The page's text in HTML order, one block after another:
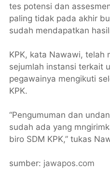
tes potensi dan
paling tidak pada akhir
sudah mendapatkan
KPK, kata Nawawi, telah
sejumlah instansi terkait
pegawainya mengikuti
KPK.
“Pengumuman dan
sudah ada yang
biro SDM KPK,” tukas
sumber: jawapos.com